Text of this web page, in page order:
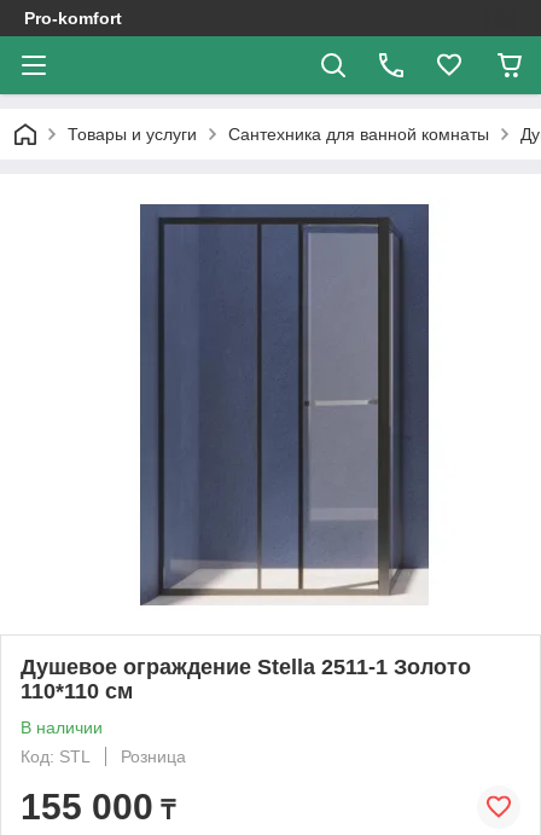
Pro-komfort
Товары и услуги Сантехника для ванной комнаты
Душевое ограждение Stella 2511-1 Золото
110*110 см
В наличии
Код: STL
Розница
155 000 ₸